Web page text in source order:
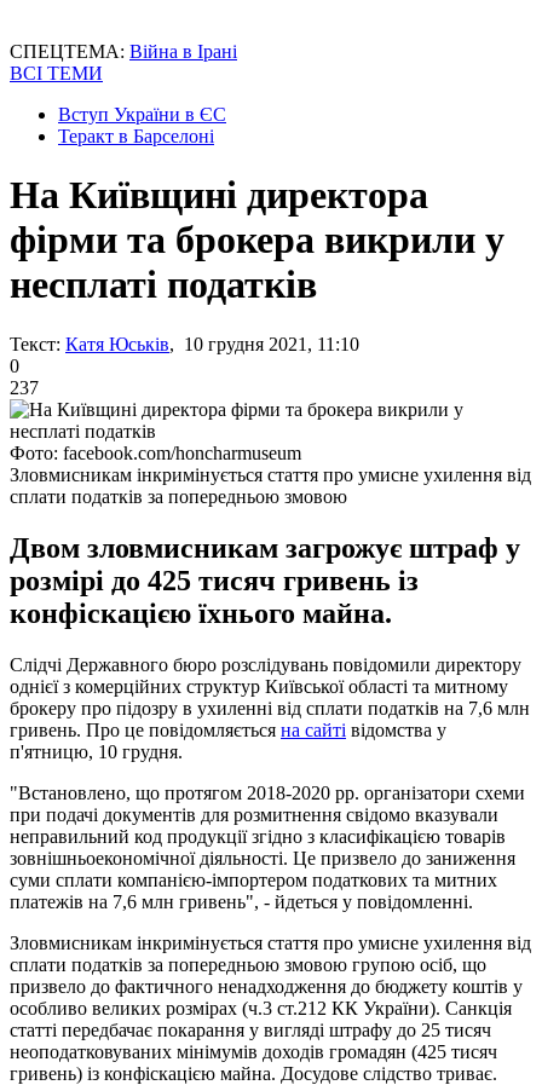
СПЕЦТЕМА: Війна в Ірані
ВСІ ТЕМИ
Вступ України в ЄС
Теракт в Барселоні
На Київщині директора
фірми та брокера викрили у
несплаті податків
Текст: Катя Юськів, 10 грудня 2021, 11:10
0
237
Фото: facebook.com/honcharmuseum
Зловмисникам інкримінується стаття про умисне ухилення від
сплати податків за попередньою змовою
Двом зловмисникам загрожує штраф у
розмірі до 425 тисяч гривень із
конфіскацією їхнього майна.
Слідчі Державного бюро розслідувань повідомили директору
однієї з комерційних структур Київської області та митному
брокеру про підозру в ухиленні від сплати податків на 7,6 млн
гривень. Про це повідомляється на сайті відомства у
п'ятницю, 10 грудня.
"Встановлено, що протягом 2018-2020 рр. організатори схеми
при подачі документів для розмитнення свідомо вказували
неправильний код продукції згідно з класифікацією товарів
зовнішньоекономічної діяльності. Це призвело до заниження
суми сплати компанією-імпортером податкових та митних
платежів на 7,6 млн гривень", - йдеться у повідомленні.
Зловмисникам інкримінується стаття про умисне ухилення від
сплати податків за попередньою змовою групою осіб, що
призвело до фактичного ненадходження до бюджету коштів у
особливо великих розмірах (ч.3 ст.212 КК України). Санкція
статті передбачає покарання у вигляді штрафу до 25 тисяч
неоподатковуваних мінімумів доходів громадян (425 тисяч
гривень) із конфіскацією майна. Досудове слідство триває.